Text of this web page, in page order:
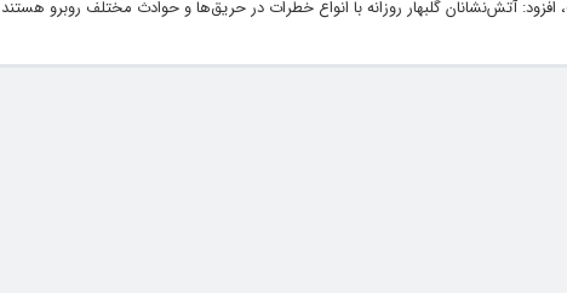
افزود: آتش‌نشانان گلبهار روزانه با انواع خطرات در حریق‌ها و حوادث مختلف روبرو